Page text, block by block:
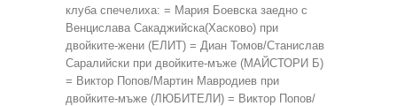
клуба спечелиха: = Мария Боевска заедно с
Венцислава Сакаджийска(Хасково) при
двойките-жени (ЕЛИТ) = Диан Томов/Станислав
Саралийски при двойките-мъже (МАЙСТОРИ Б)
= Виктор Попов/Мартин Мавродиев при
двойките-мъже (ЛЮБИТЕЛИ) = Виктор Попов/